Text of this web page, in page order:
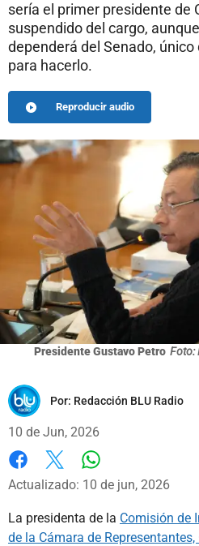
sería el primer presidente de
suspendido del cargo,
dependerá del Senado,
para hacerlo.
Reproducir audio
Presidente Gustavo Petro Foto:
Por: Redacción BLU Radio
10 de Jun, 2026
Facebook
X
Actualizado: 10 de jun, 2026
La presidenta de la Comisión de
de la Cámara de